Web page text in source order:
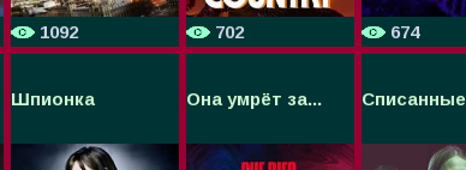
1092 702 674
Шпионка Она умрёт за... Списанные